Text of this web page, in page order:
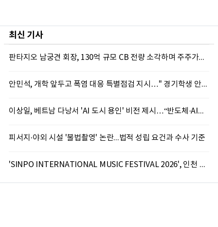
최신 기사
판타지오 남궁견 회장, 130억 규모 CB 전량 소각하며 주주가치 제고 박차
안민석, 개학 앞두고 폭염 대응 특별점검 지시…" 경기학생 안전 최우선"
이상일, 베트남 다낭서 'AI 도시 용인' 비전 제시…“반도체·AI로 시민 삶 바꾼다”
피서지·야외 시설 '불법촬영' 논란...법적 성립 요건과 수사 기준
'SINPO INTERNATIONAL MUSIC FESTIVAL 2026', 인천 신포서 국제 음악축제 개최